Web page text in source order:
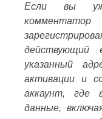
Если вы
действующий
указанный
активации и
аккаунт, где
данные,